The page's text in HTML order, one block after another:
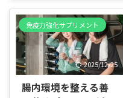
内環境を整えるサプリメント
「ラクビ（Lakubi）」につい
て、特徴や成分、実際の口コ
ミ、メリット・デメリットを
分かりやすく解説します。商
品選びに迷っている方や効果
て、必要な情報をまとめまし
免疫力強化サプリメント
2025/12/25
腸内環境を整える善